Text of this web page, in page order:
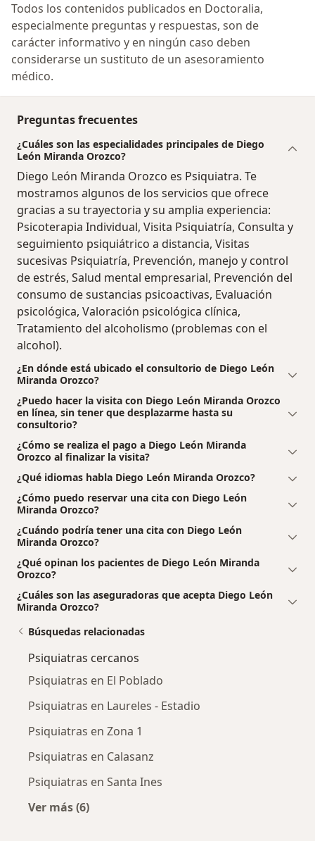
Todos los contenidos publicados en Doctoralia,
especialmente preguntas y respuestas, son de
carácter informativo y en ningún caso deben
considerarse un sustituto de un asesoramiento
médico.
Preguntas frecuentes
¿Cuáles son las especialidades principales de Diego
León Miranda Orozco?
Diego León Miranda Orozco es Psiquiatra. Te
mostramos algunos de los servicios que ofrece
gracias a su trayectoria y su amplia experiencia:
Psicoterapia Individual, Visita Psiquiatría, Consulta y
seguimiento psiquiátrico a distancia, Visitas
sucesivas Psiquiatría, Prevención, manejo y control
de estrés, Salud mental empresarial, Prevención del
consumo de sustancias psicoactivas, Evaluación
psicológica, Valoración psicológica clínica,
Tratamiento del alcoholismo (problemas con el
alcohol).
¿En dónde está ubicado el consultorio de Diego León
Miranda Orozco?
¿Puedo hacer la visita con Diego León Miranda Orozco
en línea, sin tener que desplazarme hasta su
consultorio?
¿Cómo se realiza el pago a Diego León Miranda
Orozco al finalizar la visita?
¿Qué idiomas habla Diego León Miranda Orozco?
¿Cómo puedo reservar una cita con Diego León
Miranda Orozco?
¿Cuándo podría tener una cita con Diego León
Miranda Orozco?
¿Qué opinan los pacientes de Diego León Miranda
Orozco?
¿Cuáles son las aseguradoras que acepta Diego León
Miranda Orozco?
Búsquedas relacionadas
Psiquiatras cercanos
Psiquiatras en El Poblado
Psiquiatras en Laureles - Estadio
Psiquiatras en Zona 1
Psiquiatras en Calasanz
Psiquiatras en Santa Ines
Ver más (6)